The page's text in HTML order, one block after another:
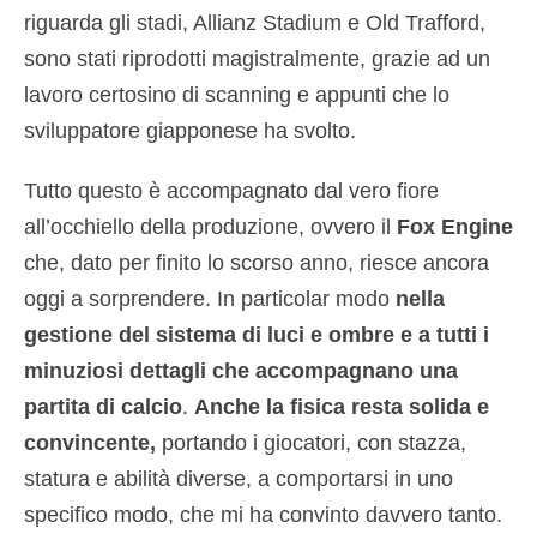
riguarda gli stadi, Allianz Stadium e Old Trafford,
sono stati riprodotti magistralmente, grazie ad un
lavoro certosino di scanning e appunti che lo
sviluppatore giapponese ha svolto.
Tutto questo è accompagnato dal vero fiore
all’occhiello della produzione, ovvero il Fox Engine
che, dato per finito lo scorso anno, riesce ancora
oggi a sorprendere. In particolar modo nella
gestione del sistema di luci e ombre e a tutti i
minuziosi dettagli che accompagnano una
partita di calcio. Anche la fisica resta solida e
convincente, portando i giocatori, con stazza,
statura e abilità diverse, a comportarsi in uno
specifico modo, che mi ha convinto davvero tanto.